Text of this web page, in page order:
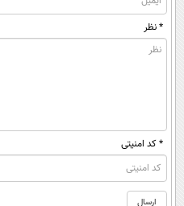
* نظر
* کد امنیتی